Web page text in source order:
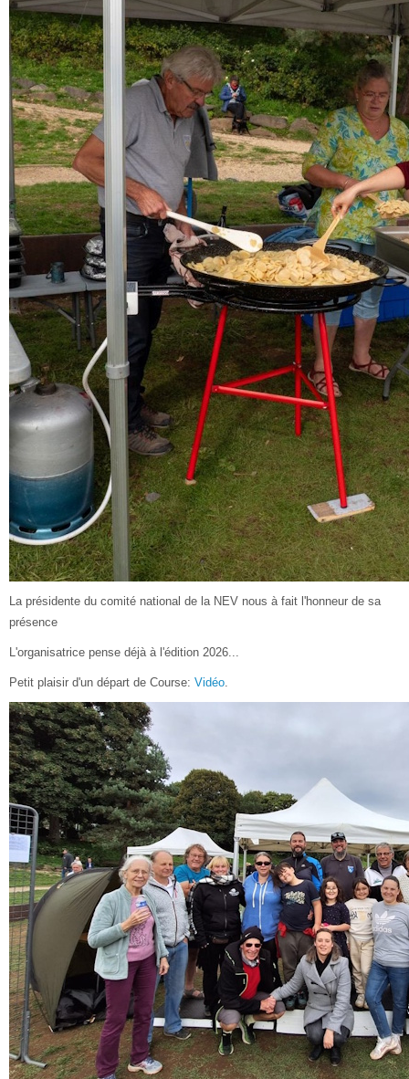
La présidente du comité national de la NEV nous à fait l'honneur de sa
présence
L'organisatrice pense déjà à l'édition 2026...
Petit plaisir d'un départ de Course: Vidéo.